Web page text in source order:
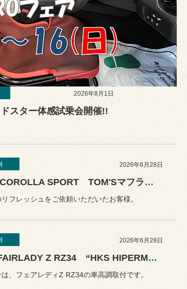
2026年8月1日
スター体感試乗会開催!!
2026年6月28日
TOYOTA COROLLA SPORT TOM'Sマフラー交換
フレッシュをご依頼いただいたお客様。
2026年6月28日
NISSAN FAIRLADY Z RZ34 “HKS HIPERMAX S”取付
、フェアレディZ RZ34の車高調取付です。